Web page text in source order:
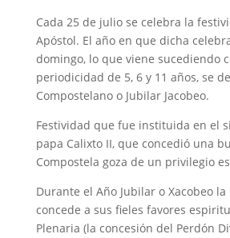
Cada 25 de julio se celebra la
Apóstol. El año en que dicha
domingo, lo que viene sucediendo
periodicidad de 5, 6 y 11 años, se
Compostelano o Jubilar Jacobeo.
Festividad que fue instituida en el
papa Calixto II, que concedió una
Compostela goza de un privilegio
Durante el Año Jubilar o Xacobeo la
concede a sus fieles favores
Plenaria (la concesión del Perdón